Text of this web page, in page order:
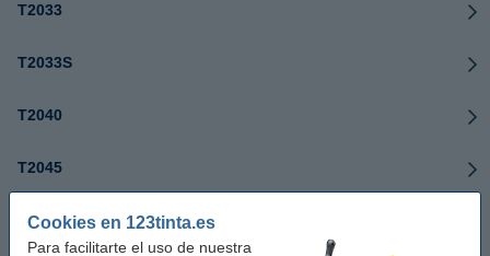
Cookies en 123tinta.es
Para facilitarte el uso de nuestra
T2033
T2033S
T2040
T2045
T2055